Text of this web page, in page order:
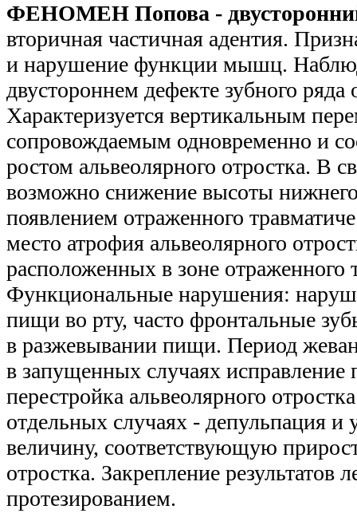
ФЕНОМЕН Попова -
вторичная частичная адентия.
и нарушение функции мышц.
двустороннем дефекте зубного
Характеризуется вертикальным
сопровождаемым одновременно и
ростом альвеолярного отростка. В
возможно снижение высоты
появлением отраженного
место атрофия альвеолярного
расположенных в зоне отраженного
Функциональные нарушения:
пищи во рту, часто фронтальные
в разжевывании пищи. Период
в запущенных случаях исправление
перестройка альвеолярного
отдельных случаях - депульпация и
величину, соответствующую
отростка. Закрепление результатов
протезированием.